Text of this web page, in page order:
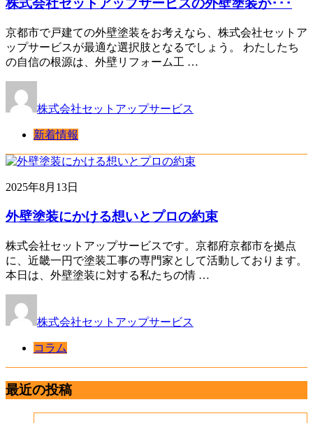
株式会社セットアップサービスの外壁塗装が･･･
京都市で戸建ての外壁塗装をお考えなら、株式会社セットア
ップサービスが最適な選択肢となるでしょう。 わたしたち
の自信の根源は、外壁リフォーム工 …
株式会社セットアップサービス
新着情報
2025年8月13日
外壁塗装にかける想いとプロの約束
株式会社セットアップサービスです。京都府京都市を拠点
に、近畿一円で塗装工事の専門家として活動しております。
本日は、外壁塗装に対する私たちの情 …
株式会社セットアップサービス
コラム
最近の投稿